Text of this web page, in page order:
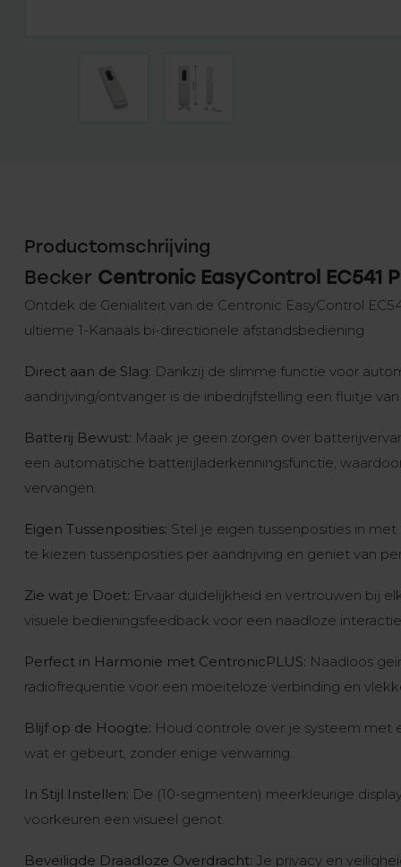
Productomschrijving
Becker Centronic EasyControl EC541
Ontdek de Genialiteit van de Centronic EasyControl
ultieme 1-Kanaals bi-directionele afstandsbediening
Direct aan de Slag: Dankzij de slimme functie voor
aandrijving/ontvanger is de inbedrijfstelling een fluitje
Batterij Bewust: Maak je geen zorgen over
een automatische batterijladerkenningsfunctie,
vervangen.
Eigen Tussenposities: Stel je eigen tussenposities in
te kiezen tussenposities per aandrijving en geniet van
Zie wat je Doet: Ervaar duidelijkheid en vertrouwen bij
visuele bedieningsfeedback voor een naadloze
Perfect in Harmonie met CentronicPLUS: Naadloos
radiofrequentie voor een moeiteloze verbinding en
Blijf op de Hoogte: Houd controle over je systeem met
wat er gebeurt, zonder enige verwarring.
In Stijl Instellen: De (10-segmenten) meerkleurige
voorkeuren een visueel genot.
Beveiligde Draadloze Overdracht: Je privacy en